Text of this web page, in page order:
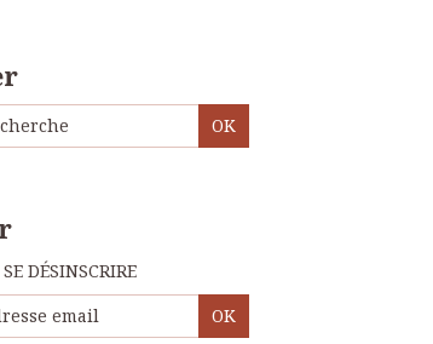
SE DÉSINSCRIRE